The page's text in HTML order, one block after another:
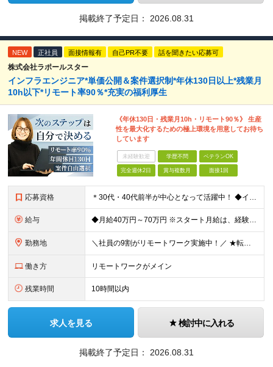
掲載終了予定日： 2026.08.31
NEW 正社員 面接情報有 自己PR不要 話を聞きたい応募可
株式会社ラポールスター
インフラエンジニア*単価公開＆案件選択制*年休130日以上*残業月
10h以下*リモート率90％*充実の福利厚生
《年休130日・残業月10h・リモート90％》 生産
性を最大化するための極上環境を用意してお待ち
しています
未経験歓迎 学歴不問 ベテランOK
完全週休2日 賞与複数月 面接1回
応募資格 ＊30代・40代前半が中心となって活躍中！ ◆インフラ（サーバー・ネットワーク・クラウド等）の設計、構築、テストいずれかの実務経験3年以上 ◆学歴不問 ★求める人物像： ◎他責ではなく、自身のキャ
給与 ◆月給40万円～70万円 ※スタート月給は、経験・能力・前職の給与等を考慮の上で決定いたします。 ※上記金額には残業の有無に関わらず、 月30時間分の固定残業代（7万6,000円～13万3,000円
勤務地 ＼社員の9割がリモートワーク実施中！／ ★転勤ナシ！ ★UIターン歓迎！ 関東、関西、東海、九州・中国エリアの各プロジェクト先から希望を優先して決定。 ※リモート案件も多数あり！ ◆関東エリア
働き方 リモートワークがメイン
残業時間 10時間以内
求人を見る 検討中に入れる
掲載終了予定日： 2026.08.31